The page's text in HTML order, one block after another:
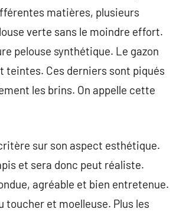
matières, plusieurs
verte sans le moindre effort.
pelouse synthétique. Le gazon
Ces derniers sont piqués
les brins. On appelle cette
sur son aspect esthétique.
et sera donc peut réaliste.
agréable et bien entretenue.
toucher et moelleuse. Plus les